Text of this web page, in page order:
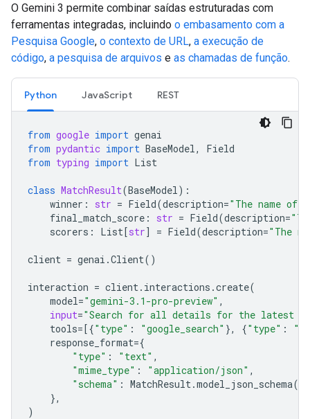
O Gemini 3 permite combinar saídas estruturadas com
ferramentas integradas, incluindo o embasamento com a
Pesquisa Google, o contexto de URL, a execução de
código, a pesquisa de arquivos e as chamadas de função.
Python JavaScript REST
from google import genai
from pydantic import BaseModel,
Field
from typing import List
class MatchResult(BaseModel):
winner : str = Field(description="The name of
final_match_score : str = Field(description=
scorers : List[str] = Field(description="The
client = genai .Client()
interaction = client. interactions .create(
model="gemini-3.1-pro-preview" ,
input="Search for all details for the latest
tools=[{"type" : "google_search" }, {"type" :
response_format={
"type" : "text" ,
"mime_type" : "application/json" ,
"schema" : MatchResult.model_json_schema()
},
)